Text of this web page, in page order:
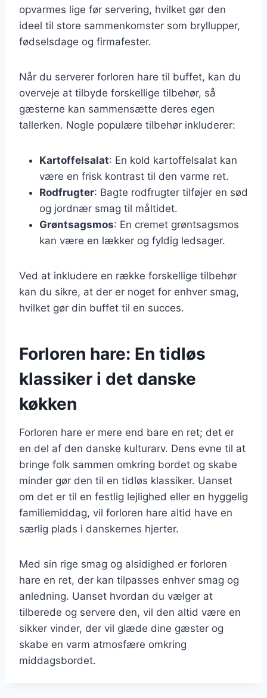
opvarmes lige før servering, hvilket gør den
ideel til store sammenkomster som bryllupper,
fødselsdage og firmafester.
Når du serverer forloren hare til buffet, kan du
overveje at tilbyde forskellige tilbehør, så
gæsterne kan sammensætte deres egen
tallerken. Nogle populære tilbehør inkluderer:
Kartoffelsalat: En kold kartoffelsalat kan
være en frisk kontrast til den varme ret.
Rodfrugter: Bagte rodfrugter tilføjer en sød
og jordnær smag til måltidet.
Grøntsagsmos: En cremet grøntsagsmos
kan være en lækker og fyldig ledsager.
Ved at inkludere en række forskellige tilbehør
kan du sikre, at der er noget for enhver smag,
hvilket gør din buffet til en succes.
Forloren hare: En tidløs
klassiker i det danske
køkken
Forloren hare er mere end bare en ret; det er
en del af den danske kulturarv. Dens evne til at
bringe folk sammen omkring bordet og skabe
minder gør den til en tidløs klassiker. Uanset
om det er til en festlig lejlighed eller en hyggelig
familiemiddag, vil forloren hare altid have en
særlig plads i danskernes hjerter.
Med sin rige smag og alsidighed er forloren
hare en ret, der kan tilpasses enhver smag og
anledning. Uanset hvordan du vælger at
tilberede og servere den, vil den altid være en
sikker vinder, der vil glæde dine gæster og
skabe en varm atmosfære omkring
middagsbordet.